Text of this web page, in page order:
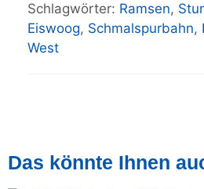
Schlagwörter: Ramsen,
Eiswoog, Schmalspurbahn,
West
Das könnte Ihnen